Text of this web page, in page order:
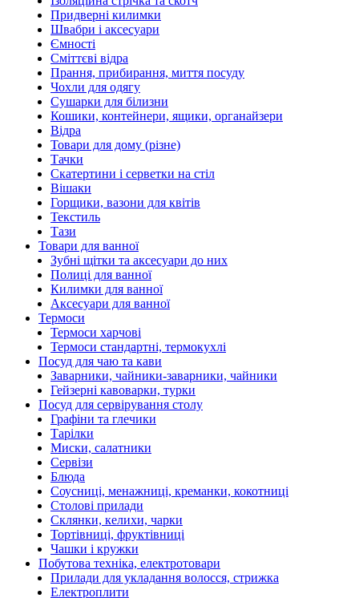
Придверні килимки
Швабри і аксесуари
Ємності
Сміттєві відра
Прання, прибирання, миття посуду
Чохли для одягу
Сушарки для білизни
Кошики, контейнери, ящики, органайзери
Відра
Товари для дому (різне)
Тачки
Скатертини і серветки на стіл
Вішаки
Горщики, вазони для квітів
Текстиль
Тази
Товари для ванної
Зубні щітки та аксесуари до них
Полиці для ванної
Килимки для ванної
Аксесуари для ванної
Термоси
Термоси харчові
Термоси стандартні, термокухлі
Посуд для чаю та кави
Заварники, чайники-заварники, чайники
Гейзерні кавоварки, турки
Посуд для сервірування столу
Графіни та глечики
Тарілки
Миски, салатники
Сервізи
Блюда
Соусниці, менажниці, креманки, кокотниці
Столові прилади
Склянки, келихи, чарки
Тортівниці, фруктівниці
Чашки і кружки
Побутова техніка, електротовари
Прилади для укладання волосся, стрижка
Електроплити